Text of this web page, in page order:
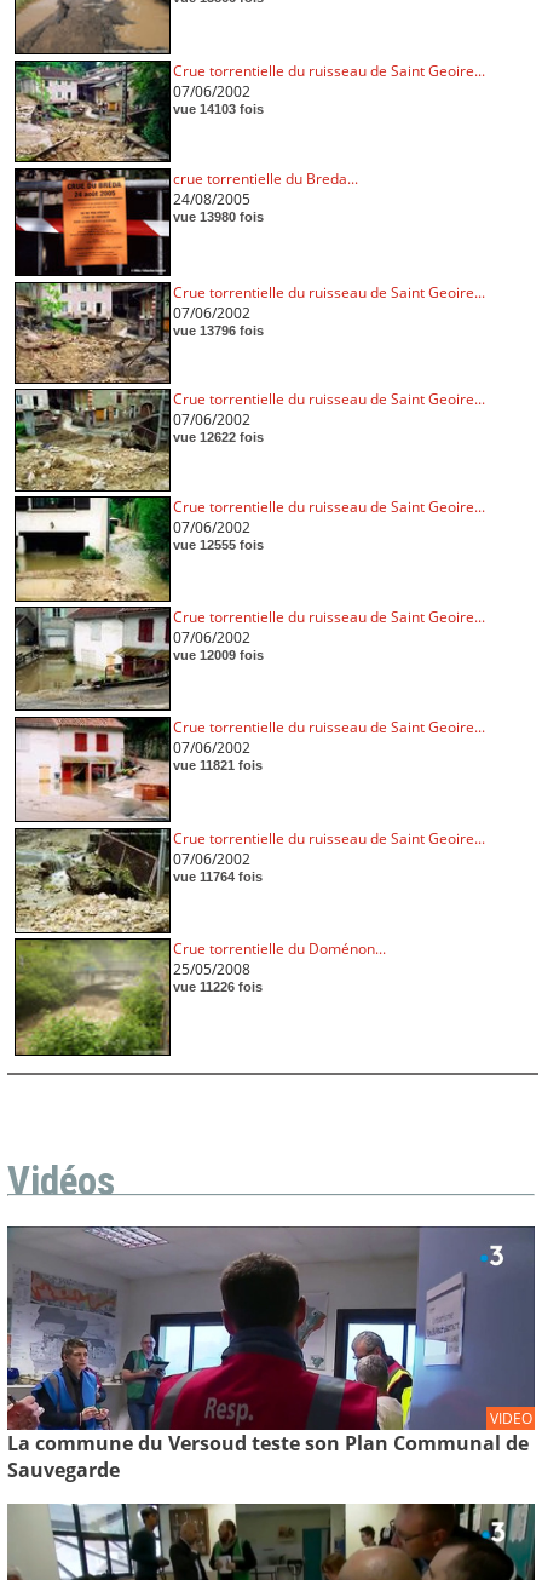
Crue torrentielle du ruisseau de Saint Geoire...
07/06/2002
vue 14103 fois
crue torrentielle du Breda...
24/08/2005
vue 13980 fois
Crue torrentielle du ruisseau de Saint Geoire...
07/06/2002
vue 13796 fois
Crue torrentielle du ruisseau de Saint Geoire...
07/06/2002
vue 12622 fois
Crue torrentielle du ruisseau de Saint Geoire...
07/06/2002
vue 12555 fois
Crue torrentielle du ruisseau de Saint Geoire...
07/06/2002
vue 12009 fois
Crue torrentielle du ruisseau de Saint Geoire...
07/06/2002
vue 11821 fois
Crue torrentielle du ruisseau de Saint Geoire...
07/06/2002
vue 11764 fois
Crue torrentielle du Doménon...
25/05/2008
vue 11226 fois
Vidéos
VIDEO
La commune du Versoud teste son Plan Communal de
Sauvegarde